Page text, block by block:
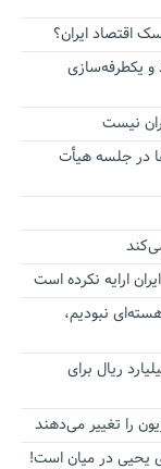
اقتصاد ایران؟
و یکطرفه‌سازی
نیست
در جلسه هیأت
ارایه نکرده است
نبودیم،
الزام به دریافت صورت های مالی به ۱۰۰ میلیارد ریال برای
را تغییر می‌دهند
یحیی در میان است!